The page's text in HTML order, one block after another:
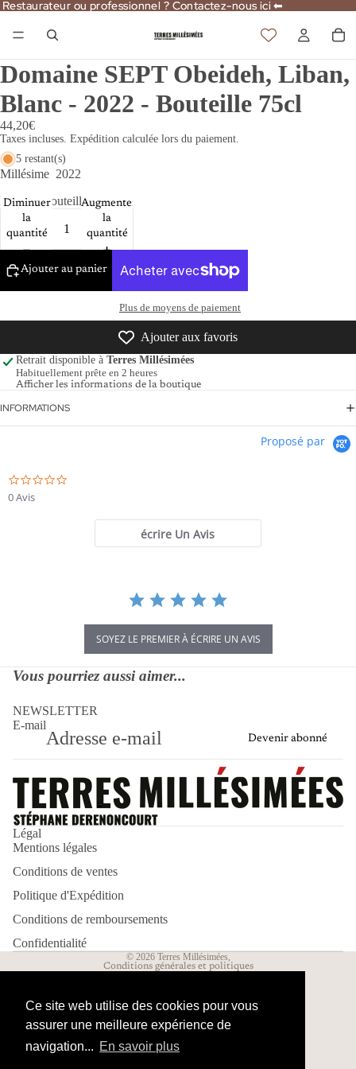
Ce site web utilise des cookies pour vous
assurer une meilleure expérience de
navigation... En savoir plus
Restaurateur ou professionnel ? Contactez-nous ici ⬅
Restaurateur ou professionnel ? Contactez-nous ici ⬅
Domaine SEPT Obeideh, Liban,
Blanc - 2022 - Bouteille 75cl
44,20€
Taxes incluses. Expédition calculée lors du paiement.
5 restant(s)
Millésime 2022
Format Bouteille 75cl
Diminuer
la
quantité
Augmenter
la
quantité
Ajouter au panier
Plus de moyens de paiement
Ajouter aux favoris
Retrait disponible à Terres Millésimées
Habituellement prête en 2 heures
Afficher les informations de la boutique
INFORMATIONS
Proposé par
0 Avis
écrire Un Avis
SOYEZ LE PREMIER À ÉCRIRE UN AVIS
Vous pourriez aussi aimer...
NEWSLETTER
E-mail
Devenir abonné
Légal
Mentions légales
Conditions de ventes
Politique d'Expédition
Conditions de remboursements
Confidentialité
© 2026 Terres Millésimées,
Conditions générales et politiques
Politique de remboursement
Politique d’expédition
Politique de confidentialité
Mentions légales
Conditions d’utilisation
Conditions générales de vente
Coordonnées